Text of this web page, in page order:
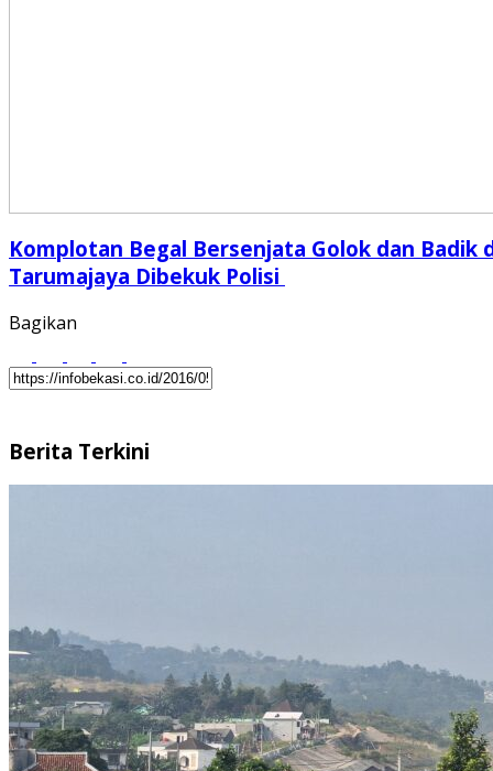
Komplotan Begal Bersenjata Golok dan Badik
Tarumajaya Dibekuk Polisi
Bagikan
Berita Terkini